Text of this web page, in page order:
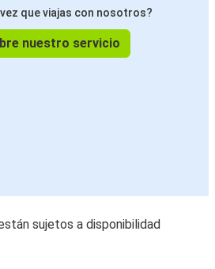
que viajas con nosotros?
nuestro servicio
sujetos a disponibilidad